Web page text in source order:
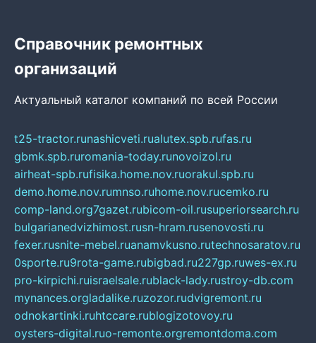
Справочник ремонтных
организаций
Актуальный каталог компаний по всей России
t25-tractor.runashicveti.rualutex.spb.rufas.ru
gbmk.spb.ruromania-today.runovoizol.ru
airheat-spb.rufisika.home.nov.ruorakul.spb.ru
demo.home.nov.rumnso.ruhome.nov.rucemko.ru
comp-land.org7gazet.rubicom-oil.rusuperiorsearch.ru
bulgarianedvizhimost.rusn-hram.rusenovosti.ru
fexer.rusnite-mebel.ruanamvkusno.rutechnosaratov.ru
0sporte.ru9rota-game.rubigbad.ru227gp.ruwes-ex.ru
pro-kirpichi.ruisraelsale.rublack-lady.rustroy-db.com
mynances.orgladalike.ruzozor.rudvigremont.ru
odnokartinki.ruhtccare.rublogizotovoy.ru
oysters-digital.ruo-remonte.orgremontdoma.com